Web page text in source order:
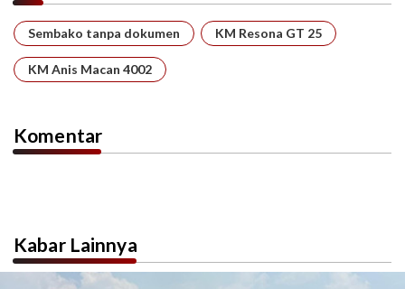
Sembako tanpa dokumen KM Resona GT 25
KM Anis Macan 4002
Komentar
Kabar Lainnya